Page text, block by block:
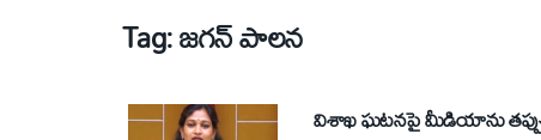
Tag:జగన్‌ పాలన
విశాఖ ఘటనపై మీడియాను